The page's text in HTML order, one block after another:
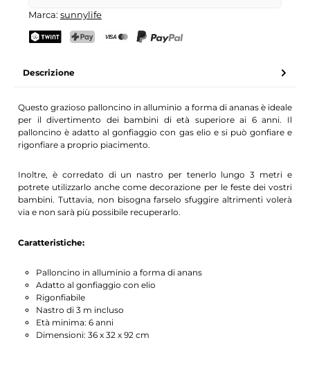
Marca: sunnylife
Descrizione
Questo grazioso palloncino in alluminio a forma di ananas è ideale
per il divertimento dei bambini di età superiore ai 6 anni. Il
palloncino è adatto al gonfiaggio con gas elio e si può gonfiare e
rigonfiare a proprio piacimento.
Inoltre, è corredato di un nastro per tenerlo lungo 3 metri e
potrete utilizzarlo anche come decorazione per le feste dei vostri
bambini. Tuttavia, non bisogna farselo sfuggire altrimenti volerà
via e non sarà più possibile recuperarlo.
Caratteristiche:
Palloncino in alluminio a forma di anans
Adatto al gonfiaggio con elio
Rigonfiabile
Nastro di 3 m incluso
Età minima: 6 anni
Dimensioni: 36 x 32 x 92 cm